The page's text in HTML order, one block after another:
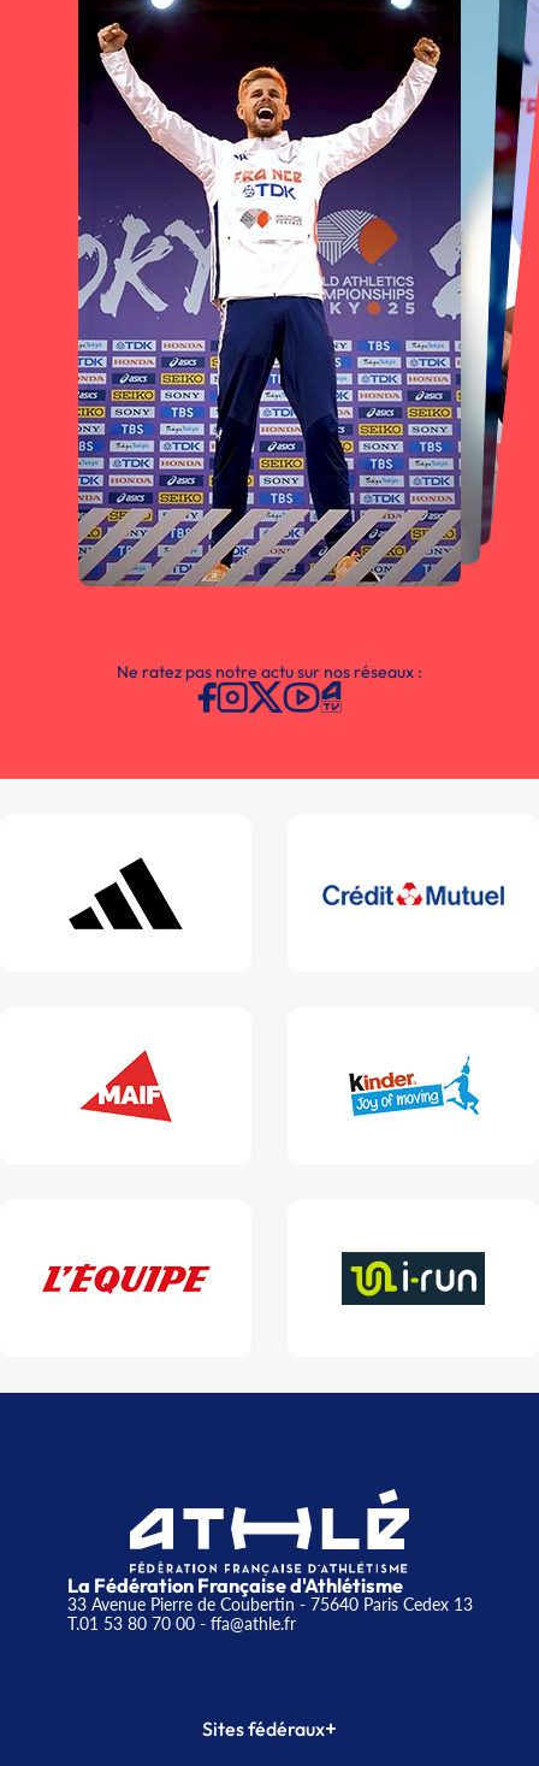
Ne ratez pas notre actu sur nos réseaux :
La Fédération Française d'Athlétisme
33 Avenue Pierre de Coubertin - 75640 Paris Cedex 13
T.01 53 80 70 00- ffa@athle.fr
Sites fédéraux+